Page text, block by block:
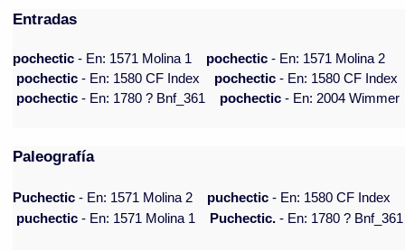
Entradas
pochectic- En: 1571 Molina 1 pochectic- En: 1571 Molina 2
pochectic- En: 1580 CF Index pochectic- En: 1580 CF Index
pochectic- En: 1780 ? Bnf_361 pochectic- En: 2004 Wimmer
Paleografía
Puchectic - En: 1571 Molina 2 puchectic - En: 1580 CF Index
puchectic - En: 1571 Molina 1 Puchectic. - En: 1780 ? Bnf_361